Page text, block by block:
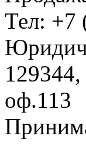
Тел: +7
оф.113